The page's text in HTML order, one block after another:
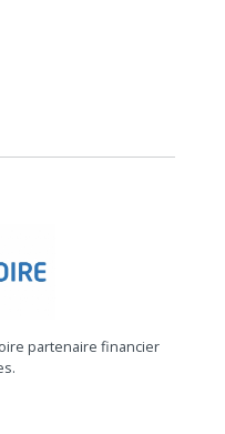
partenaire financier